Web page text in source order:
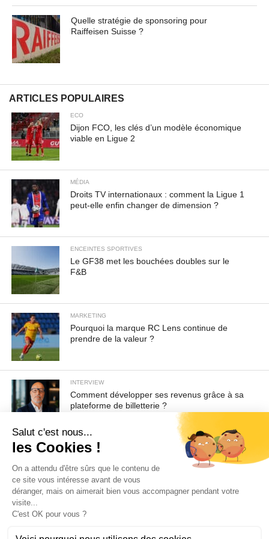
facilisis, vulputate magna at, pulvinar arcu. Maecenas
sollicitudin turpis a mauris ultrices, ac dignissim nunc
auctor. Aenean feugiat, odio in facilisis sollicitudin, augue
Nullam vitae est a risus dictum congue. Cras non lacus id
magna scelerisque sodales. Curabitur non fermentum
odio, vitae accumsan odio.
Quelle stratégie de sponsoring pour
Raiffeisen Suisse ?
ARTICLES POPULAIRES
ECO
Dijon FCO, les clés d’un modèle économique
viable en Ligue 2
MÉDIA
Droits TV internationaux : comment la Ligue 1
peut-elle enfin changer de dimension ?
ENCEINTES SPORTIVES
Le GF38 met les bouchées doubles sur le
F&B
MARKETING
Pourquoi la marque RC Lens continue de
prendre de la valeur ?
INTERVIEW
Comment développer ses revenus grâce à sa
plateforme de billetterie ?
Pour toute demande d'information ou de désabonnement :